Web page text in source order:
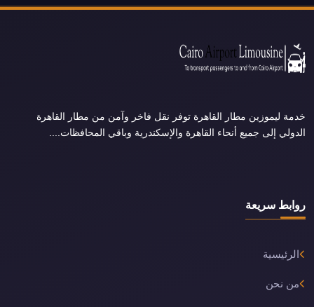
خدمة ليموزين مطار القاهرة توفر نقل فاخر وآمن من مطار القاهرة
الدولي إلى جميع أنحاء القاهرة والإسكندرية وباقي المحافظات....
روابط سريعة
الرئيسية
من نحن